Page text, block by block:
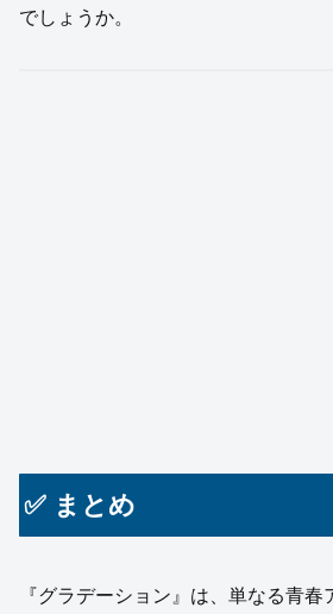
でしょうか。
✅ まとめ
『グラデーション』は、単なる青